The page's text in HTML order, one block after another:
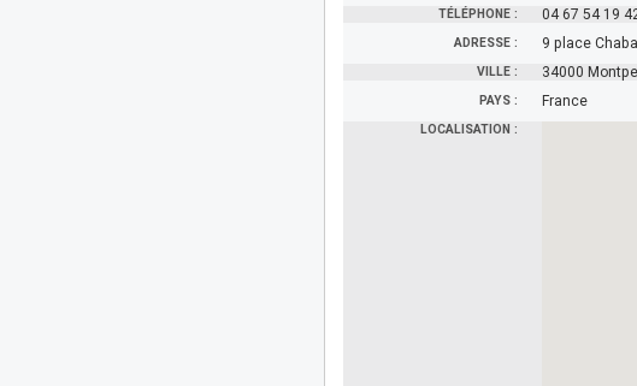
TÉLÉPHONE : 04 67 54 19
ADRESSE : 9 place
VILLE : 34000
PAYS : France
LOCALISATION :